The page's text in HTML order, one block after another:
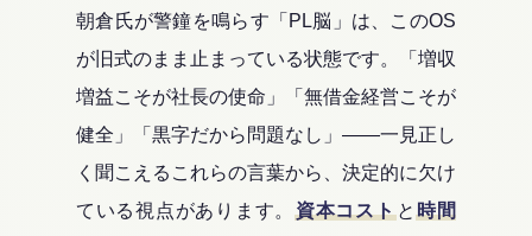
朝倉氏が警鐘を鳴らす「PL脳」は、このOS
が旧式のまま止まっている状態です。「増収
増益こそが社長の使命」「無借金経営こそが
健全」「黒字だから問題なし」――一見正し
く聞こえるこれらの言葉から、決定的に欠け
ている視点があります。 資本コストと時間